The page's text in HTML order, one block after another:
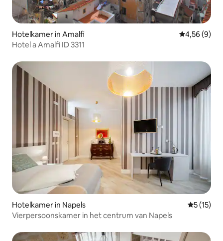
Hotelkamer in Amalfi Gemiddelde
4,56 (9)
Hotel a Amalfi ID 3311
Hotelkamer in Napels
5 (15)
Vierpersoonskamer in het centrum van Napels